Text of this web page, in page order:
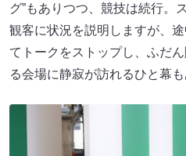
グ”もありつつ、競技は続行。
観客に状況を説明しますが、
てトークをストップし、ふだ
る会場に静寂が訪れるひと幕も